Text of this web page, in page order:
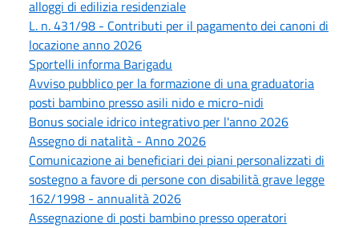
alloggi di edilizia residenziale
L. n. 431/98 - Contributi per il pagamento dei canoni di
locazione anno 2026
Sportelli informa Barigadu
Avviso pubblico per la formazione di una graduatoria
posti bambino presso asili nido e micro-nidi
Bonus sociale idrico integrativo per l'anno 2026
Assegno di natalità - Anno 2026
Comunicazione ai beneficiari dei piani personalizzati di
sostegno a favore di persone con disabilità grave legge
162/1998 - annualità 2026
Assegnazione di posti bambino presso operatori